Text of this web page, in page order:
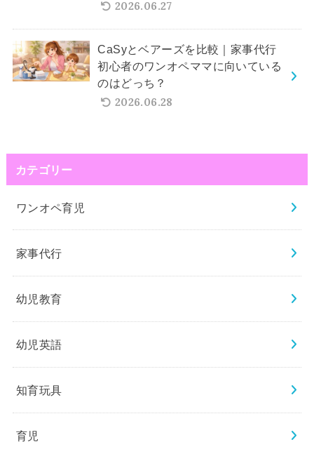
2026.06.27
CaSyとベアーズを比較｜家事代行
初心者のワンオペママに向いている
のはどっち？
2026.06.28
カテゴリー
ワンオペ育児
家事代行
幼児教育
幼児英語
知育玩具
育児